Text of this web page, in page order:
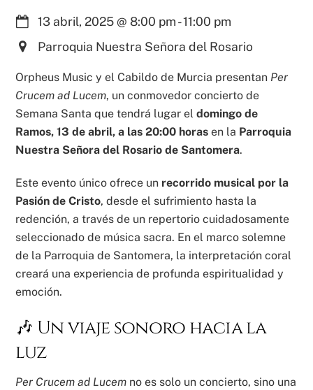
13 abril, 2025@8:00 pm-11:00 pm
Parroquia Nuestra Señora del Rosario
Orpheus Music y el Cabildo de Murcia presentan Per
Crucem ad Lucem, un conmovedor concierto de
Semana Santa que tendrá lugar eldomingo de
Ramos, 13 de abril, a las 20:00 horas en la Parroquia
Nuestra Señora del Rosario de Santomera.
Este evento único ofrece un recorrido musical por la
Pasión de Cristo, desde el sufrimiento hasta la
redención, a través de un repertorio cuidadosamente
seleccionado de música sacra. En el marco solemne
de la Parroquia de Santomera, la interpretación coral
creará una experiencia de profunda espiritualidad y
emoción.
🎶 Un viaje sonoro hacia la
luz
Per Crucem ad Lucem no es solo un concierto, sino una